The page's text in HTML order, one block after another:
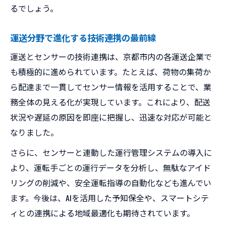
るでしょう。
運送分野で進化する技術連携の最前線
運送とセンサーの技術連携は、京都市内の各運送企業で
も積極的に進められています。たとえば、荷物の集荷か
ら配達まで一貫してセンサー情報を活用することで、業
務全体の見える化が実現しています。これにより、配送
状況や遅延の原因を即座に把握し、迅速な対応が可能と
なりました。
さらに、センサーと連動した運行管理システムの導入に
より、運転手ごとの運行データを分析し、無駄なアイド
リングの削減や、安全運転指導の自動化なども進んでい
ます。今後は、AIを活用した予知保全や、スマートシテ
ィとの連携による地域最適化も期待されています。